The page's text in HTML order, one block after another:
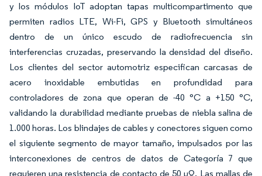
y los módulos IoT adoptan tapas multicompartimento que
permiten radios LTE, Wi-Fi, GPS y Bluetooth simultáneos
dentro de un único escudo de radiofrecuencia sin
interferencias cruzadas, preservando la densidad del diseño.
Los clientes del sector automotriz especifican carcasas de
acero inoxidable embutidas en profundidad para
controladores de zona que operan de -40 °C a +150 °C,
validando la durabilidad mediante pruebas de niebla salina de
1.000 horas. Los blindajes de cables y conectores siguen como
el siguiente segmento de mayor tamaño, impulsados por las
interconexiones de centros de datos de Categoría 7 que
requieren una resistencia de contacto de 50 µΩ. Las mallas de